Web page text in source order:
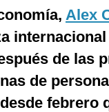
Alex
de las
de
febrero